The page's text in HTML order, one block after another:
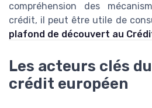
compréhension des
crédit, il peut être utile de
plafond de découvert au
Les acteurs clés
crédit européen